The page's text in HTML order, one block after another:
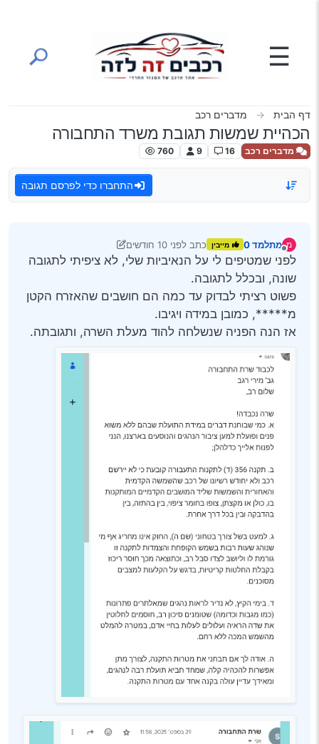
☰
דף הבית מדברים רכב
הכהיית שמשות תגובת משרד התחבורה
מדברים רכב 16
9
760
התחברו כדי לפרסם תגובה
מ
מנותק
מתלמד 0 מייבין כתב לפני 10 חודשים
נערך לאחרונה על ידי מתלמד 0
לפני שמטיפים לי על הנאיביות שלי, לא ציפיתי לתגובה
שונה, ובכלל לתגובה.
פשוט רציתי לבדוק עד כמה הם חושבים שהאזרח הקטן
מ*****, כמובן במידה ויגיבו.
אז הנה הפניה שנשלחה להוד מעלת השרה, ותגובתה.